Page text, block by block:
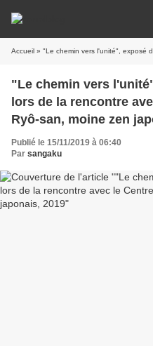
Accueil » "Le chemin vers l'unité", exposé de fr. Benoît lors de
"Le chemin vers
lors de la rencontre
Ryô-san, moine zen
Publié le 15/11/2019 à 06:40
Par sangaku